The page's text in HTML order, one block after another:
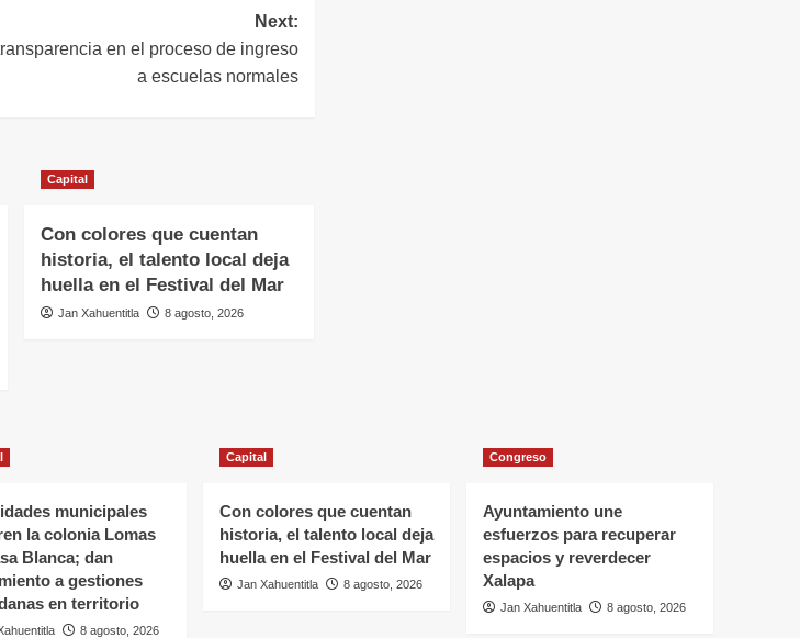
Next:
en el proceso de ingreso
a escuelas normales
Capital
Con colores que cuentan
historia, el talento local deja
huella en el Festival del Mar
Jan Xahuentitla 8 agosto, 2026
municipales
la colonia Lomas
Blanca; dan
a gestiones
en territorio
8 agosto, 2026
Capital
Con colores que cuentan
historia, el talento local deja
huella en el Festival del Mar
Jan Xahuentitla 8 agosto, 2026
Congreso
Ayuntamiento une
esfuerzos para recuperar
espacios y reverdecer
Xalapa
Jan Xahuentitla 8 agosto, 2026